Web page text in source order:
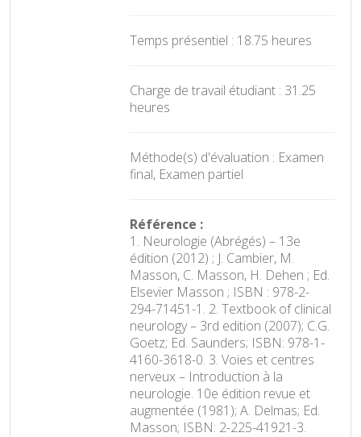
Temps présentiel : 18.75 heures
Charge de travail étudiant : 31.25
heures
Méthode(s) d'évaluation : Examen
final, Examen partiel
Référence :
1. Neurologie (Abrégés) – 13e
édition (2012) ; J. Cambier, M.
Masson, C. Masson, H. Dehen ; Ed.
Elsevier Masson ; ISBN : 978-2-
294-71451-1. 2. Textbook of clinical
neurology – 3rd edition (2007); C.G.
Goetz; Ed. Saunders; ISBN: 978-1-
4160-3618-0. 3. Voies et centres
nerveux – Introduction à la
neurologie. 10e édition revue et
augmentée (1981); A. Delmas; Ed.
Masson; ISBN: 2-225-41921-3.